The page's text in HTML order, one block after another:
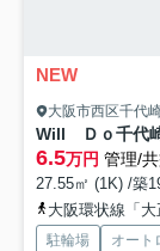
NEW
大阪市西区千代
Will Ｄｏ千代
6.5万円 管理/
27.55㎡ (1K) /築
大阪環状線「
駐輪場 オート